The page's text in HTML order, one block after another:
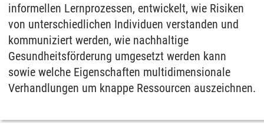
informellen Lernprozessen, entwickelt, wie Risiken
von unterschiedlichen Individuen verstanden und
kommuniziert werden, wie nachhaltige
Gesundheitsförderung umgesetzt werden kann
sowie welche Eigenschaften multidimensionale
Verhandlungen um knappe Ressourcen auszeichnen.